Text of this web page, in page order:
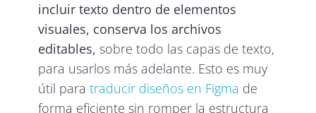
incluir texto dentro de elementos
visuales, conserva los archivos
editables, sobre todo las capas de texto,
para usarlos más adelante. Esto es muy
útil paratraducir diseños en Figma de
forma eficiente sin romper la estructura